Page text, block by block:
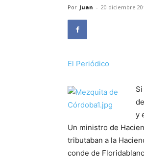
Por Juan - 20 diciembre
El Periódico
y
Un ministro de
tributaban a la
conde de